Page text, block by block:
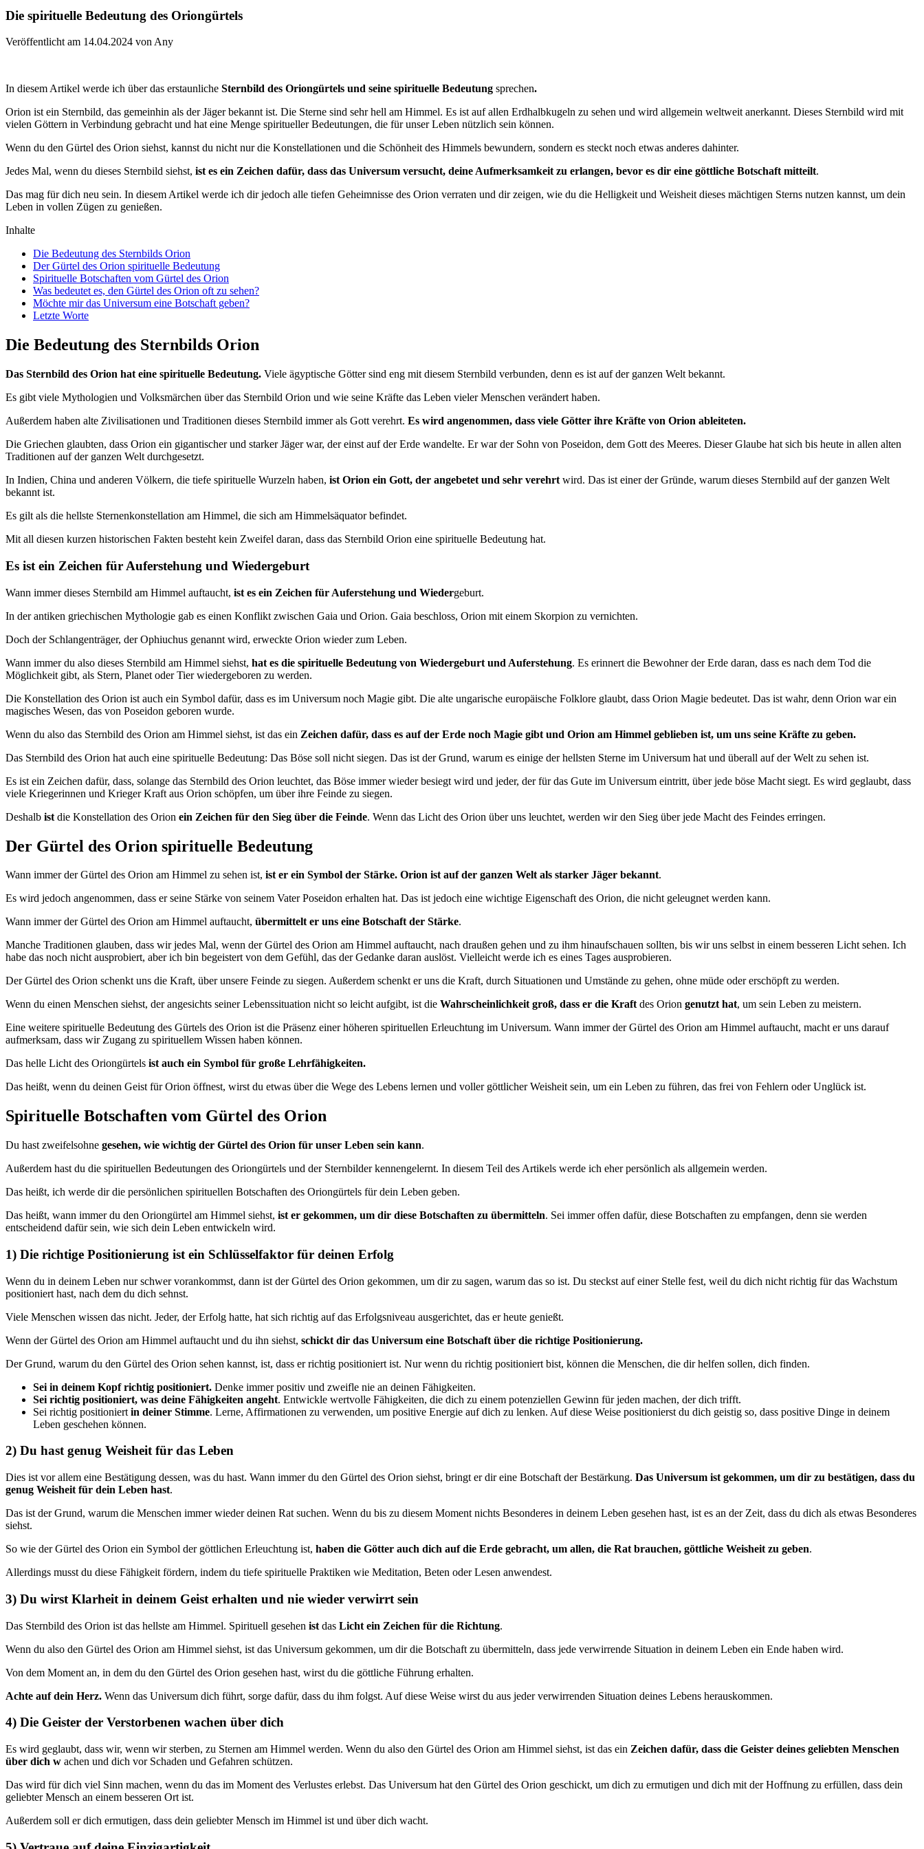
Die spirituelle Bedeutung des Oriongürtels
Veröffentlicht am 14.04.2024 von Any
In diesem Artikel werde ich über das erstaunliche Sternbild des Oriongürtels und seine spirituelle Bedeutung sprechen.
Orion ist ein Sternbild, das gemeinhin als der Jäger bekannt ist. Die Sterne sind sehr hell am Himmel. Es ist auf allen Erdhalbkugeln zu sehen und wird allgemein weltweit anerkannt. Dieses Sternbild wird mit
vielen Göttern in Verbindung gebracht und hat eine Menge spiritueller Bedeutungen, die für unser Leben nützlich sein können.
Wenn du den Gürtel des Orion siehst, kannst du nicht nur die Konstellationen und die Schönheit des Himmels bewundern, sondern es steckt noch etwas anderes dahinter.
Jedes Mal, wenn du dieses Sternbild siehst, ist es ein Zeichen dafür, dass das Universum versucht, deine Aufmerksamkeit zu erlangen, bevor es dir eine göttliche Botschaft mitteilt.
Das mag für dich neu sein. In diesem Artikel werde ich dir jedoch alle tiefen Geheimnisse des Orion verraten und dir zeigen, wie du die Helligkeit und Weisheit dieses mächtigen Sterns nutzen kannst, um dein
Leben in vollen Zügen zu genießen.
Inhalte
Die Bedeutung des Sternbilds Orion
Der Gürtel des Orion spirituelle Bedeutung
Spirituelle Botschaften vom Gürtel des Orion
Was bedeutet es, den Gürtel des Orion oft zu sehen?
Möchte mir das Universum eine Botschaft geben?
Letzte Worte
Die Bedeutung des Sternbilds Orion
Das Sternbild des Orion hat eine spirituelle Bedeutung. Viele ägyptische Götter sind eng mit diesem Sternbild verbunden, denn es ist auf der ganzen Welt bekannt.
Es gibt viele Mythologien und Volksmärchen über das Sternbild Orion und wie seine Kräfte das Leben vieler Menschen verändert haben.
Außerdem haben alte Zivilisationen und Traditionen dieses Sternbild immer als Gott verehrt. Es wird angenommen, dass viele Götter ihre Kräfte von Orion ableiteten.
Die Griechen glaubten, dass Orion ein gigantischer und starker Jäger war, der einst auf der Erde wandelte. Er war der Sohn von Poseidon, dem Gott des Meeres. Dieser Glaube hat sich bis heute in allen alten
Traditionen auf der ganzen Welt durchgesetzt.
In Indien, China und anderen Völkern, die tiefe spirituelle Wurzeln haben, ist Orion ein Gott, der angebetet und sehr verehrt wird. Das ist einer der Gründe, warum dieses Sternbild auf der ganzen Welt
bekannt ist.
Es gilt als die hellste Sternenkonstellation am Himmel, die sich am Himmelsäquator befindet.
Mit all diesen kurzen historischen Fakten besteht kein Zweifel daran, dass das Sternbild Orion eine spirituelle Bedeutung hat.
Es ist ein Zeichen für Auferstehung und Wiedergeburt
Wann immer dieses Sternbild am Himmel auftaucht, ist es ein Zeichen für Auferstehung und Wiedergeburt.
In der antiken griechischen Mythologie gab es einen Konflikt zwischen Gaia und Orion. Gaia beschloss, Orion mit einem Skorpion zu vernichten.
Doch der Schlangenträger, der Ophiuchus genannt wird, erweckte Orion wieder zum Leben.
Wann immer du also dieses Sternbild am Himmel siehst, hat es die spirituelle Bedeutung von Wiedergeburt und Auferstehung. Es erinnert die Bewohner der Erde daran, dass es nach dem Tod die
Möglichkeit gibt, als Stern, Planet oder Tier wiedergeboren zu werden.
Die Konstellation des Orion ist auch ein Symbol dafür, dass es im Universum noch Magie gibt. Die alte ungarische europäische Folklore glaubt, dass Orion Magie bedeutet. Das ist wahr, denn Orion war ein
magisches Wesen, das von Poseidon geboren wurde.
Wenn du also das Sternbild des Orion am Himmel siehst, ist das ein Zeichen dafür, dass es auf der Erde noch Magie gibt und Orion am Himmel geblieben ist, um uns seine Kräfte zu geben.
Das Sternbild des Orion hat auch eine spirituelle Bedeutung: Das Böse soll nicht siegen. Das ist der Grund, warum es einige der hellsten Sterne im Universum hat und überall auf der Welt zu sehen ist.
Es ist ein Zeichen dafür, dass, solange das Sternbild des Orion leuchtet, das Böse immer wieder besiegt wird und jeder, der für das Gute im Universum eintritt, über jede böse Macht siegt. Es wird geglaubt, dass
viele Kriegerinnen und Krieger Kraft aus Orion schöpfen, um über ihre Feinde zu siegen.
Deshalb ist die Konstellation des Orion ein Zeichen für den Sieg über die Feinde. Wenn das Licht des Orion über uns leuchtet, werden wir den Sieg über jede Macht des Feindes erringen.
Der Gürtel des Orion spirituelle Bedeutung
Wann immer der Gürtel des Orion am Himmel zu sehen ist, ist er ein Symbol der Stärke. Orion ist auf der ganzen Welt als starker Jäger bekannt.
Es wird jedoch angenommen, dass er seine Stärke von seinem Vater Poseidon erhalten hat. Das ist jedoch eine wichtige Eigenschaft des Orion, die nicht geleugnet werden kann.
Wann immer der Gürtel des Orion am Himmel auftaucht, übermittelt er uns eine Botschaft der Stärke.
Manche Traditionen glauben, dass wir jedes Mal, wenn der Gürtel des Orion am Himmel auftaucht, nach draußen gehen und zu ihm hinaufschauen sollten, bis wir uns selbst in einem besseren Licht sehen. Ich
habe das noch nicht ausprobiert, aber ich bin begeistert von dem Gefühl, das der Gedanke daran auslöst. Vielleicht werde ich es eines Tages ausprobieren.
Der Gürtel des Orion schenkt uns die Kraft, über unsere Feinde zu siegen. Außerdem schenkt er uns die Kraft, durch Situationen und Umstände zu gehen, ohne müde oder erschöpft zu werden.
Wenn du einen Menschen siehst, der angesichts seiner Lebenssituation nicht so leicht aufgibt, ist die Wahrscheinlichkeit groß, dass er die Kraftdes Orion genutzt hat, um sein Leben zu meistern.
Eine weitere spirituelle Bedeutung des Gürtels des Orion ist die Präsenz einer höheren spirituellen Erleuchtung im Universum. Wann immer der Gürtel des Orion am Himmel auftaucht, macht er uns darauf
aufmerksam, dass wir Zugang zu spirituellem Wissen haben können.
Das helle Licht des Oriongürtels ist auch ein Symbol für große Lehrfähigkeiten.
Das heißt, wenn du deinen Geist für Orion öffnest, wirst du etwas über die Wege des Lebens lernen und voller göttlicher Weisheit sein, um ein Leben zu führen, das frei von Fehlern oder Unglück ist.
Spirituelle Botschaften vom Gürtel des Orion
Du hast zweifelsohne gesehen, wie wichtig der Gürtel des Orion für unser Leben sein kann.
Außerdem hast du die spirituellen Bedeutungen des Oriongürtels und der Sternbilder kennengelernt. In diesem Teil des Artikels werde ich eher persönlich als allgemein werden.
Das heißt, ich werde dir die persönlichen spirituellen Botschaften des Oriongürtels für dein Leben geben.
Das heißt, wann immer du den Oriongürtel am Himmel siehst, ist er gekommen, um dir diese Botschaften zu übermitteln. Sei immer offen dafür, diese Botschaften zu empfangen, denn sie werden
entscheidend dafür sein, wie sich dein Leben entwickeln wird.
1) Die richtige Positionierung ist ein Schlüsselfaktor für deinen Erfolg
Wenn du in deinem Leben nur schwer vorankommst, dann ist der Gürtel des Orion gekommen, um dir zu sagen, warum das so ist. Du steckst auf einer Stelle fest, weil du dich nicht richtig für das Wachstum
positioniert hast, nach dem du dich sehnst.
Viele Menschen wissen das nicht. Jeder, der Erfolg hatte, hat sich richtig auf das Erfolgsniveau ausgerichtet, das er heute genießt.
Wenn der Gürtel des Orion am Himmel auftaucht und du ihn siehst, schickt dir das Universum eine Botschaft über die richtige Positionierung.
Der Grund, warum du den Gürtel des Orion sehen kannst, ist, dass er richtig positioniert ist. Nur wenn du richtig positioniert bist, können die Menschen, die dir helfen sollen, dich finden.
Sei in deinem Kopf richtig positioniert. Denke immer positiv und zweifle nie an deinen Fähigkeiten.
Sei richtig positioniert, was deine Fähigkeiten angeht. Entwickle wertvolle Fähigkeiten, die dich zu einem potenziellen Gewinn für jeden machen, der dich trifft.
Sei richtig positioniert in deiner Stimme. Lerne, Affirmationen zu verwenden, um positive Energie auf dich zu lenken. Auf diese Weise positionierst du dich geistig so, dass positive Dinge in deinem
Leben geschehen können.
2) Du hast genug Weisheit für das Leben
Dies ist vor allem eine Bestätigung dessen, was du hast. Wann immer du den Gürtel des Orion siehst, bringt er dir eine Botschaft der Bestärkung. Das Universum ist gekommen, um dir zu bestätigen, dass du
genug Weisheit für dein Leben hast.
Das ist der Grund, warum die Menschen immer wieder deinen Rat suchen. Wenn du bis zu diesem Moment nichts Besonderes in deinem Leben gesehen hast, ist es an der Zeit, dass du dich als etwas Besonderes
siehst.
So wie der Gürtel des Orion ein Symbol der göttlichen Erleuchtung ist, haben die Götter auch dich auf die Erde gebracht, um allen, die Rat brauchen, göttliche Weisheit zu geben.
Allerdings musst du diese Fähigkeit fördern, indem du tiefe spirituelle Praktiken wie Meditation, Beten oder Lesen anwendest.
3) Du wirst Klarheit in deinem Geist erhalten und nie wieder verwirrt sein
Das Sternbild des Orion ist das hellste am Himmel. Spirituell gesehen ist das Licht ein Zeichen für die Richtung.
Wenn du also den Gürtel des Orion am Himmel siehst, ist das Universum gekommen, um dir die Botschaft zu übermitteln, dass jede verwirrende Situation in deinem Leben ein Ende haben wird.
Von dem Moment an, in dem du den Gürtel des Orion gesehen hast, wirst du die göttliche Führung erhalten.
Achte auf dein Herz. Wenn das Universum dich führt, sorge dafür, dass du ihm folgst. Auf diese Weise wirst du aus jeder verwirrenden Situation deines Lebens herauskommen.
4) Die Geister der Verstorbenen wachen über dich
Es wird geglaubt, dass wir, wenn wir sterben, zu Sternen am Himmel werden. Wenn du also den Gürtel des Orion am Himmel siehst, ist das ein Zeichen dafür, dass die Geister deines geliebten Menschen
über dich w achen und dich vor Schaden und Gefahren schützen.
Das wird für dich viel Sinn machen, wenn du das im Moment des Verlustes erlebst. Das Universum hat den Gürtel des Orion geschickt, um dich zu ermutigen und dich mit der Hoffnung zu erfüllen, dass dein
geliebter Mensch an einem besseren Ort ist.
Außerdem soll er dich ermutigen, dass dein geliebter Mensch im Himmel ist und über dich wacht.